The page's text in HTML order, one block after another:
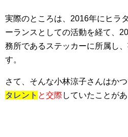
実際のところは、2016年にヒラ
ーランスとしての活動を経て、
務所であるステッカーに所属し
す。
さて、そんな小林涼子さんはか
タレント と交際していたことがあ